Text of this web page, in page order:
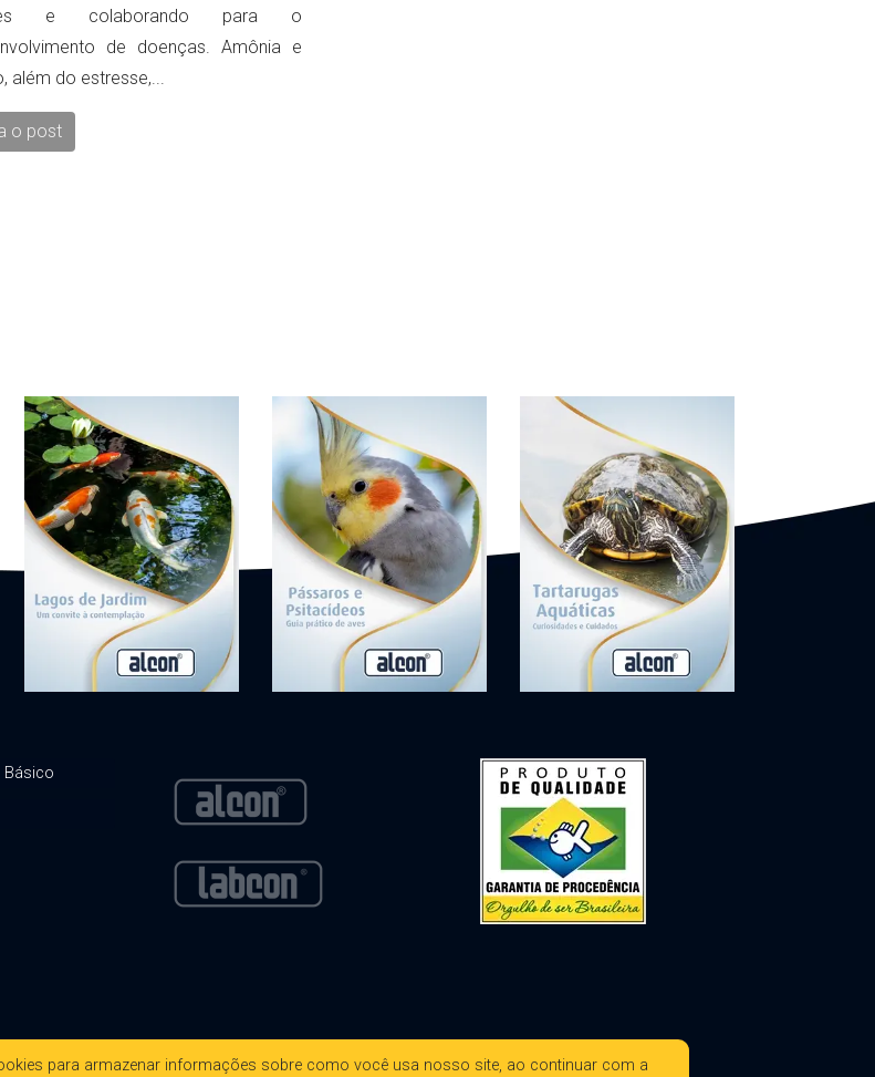
e colaborando para o
de doenças. Amônia e
além do estresse,...
o post
para armazenar informações sobre como você usa nosso site, ao continuar com a
Básico